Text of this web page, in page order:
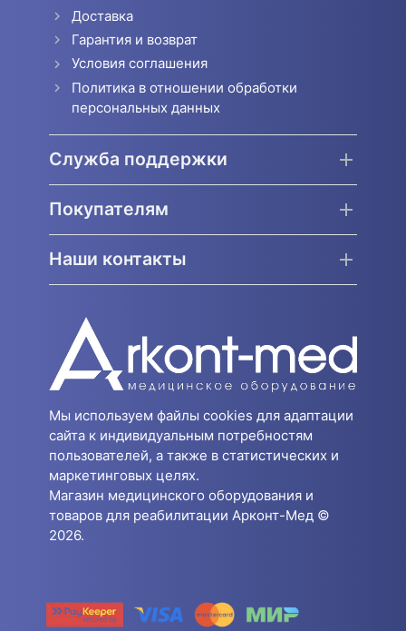
Доставка
Гарантия и возврат
Условия соглашения
Политика в отношении обработки
персональных данных
Служба поддержки
Покупателям
Наши контакты
Мы используем файлы cookies для адаптации
сайта к индивидуальным потребностям
пользователей, а также в статистических и
маркетинговых целях.
Магазин медицинского оборудования и
товаров для реабилитации Арконт-Мед ©
2026.